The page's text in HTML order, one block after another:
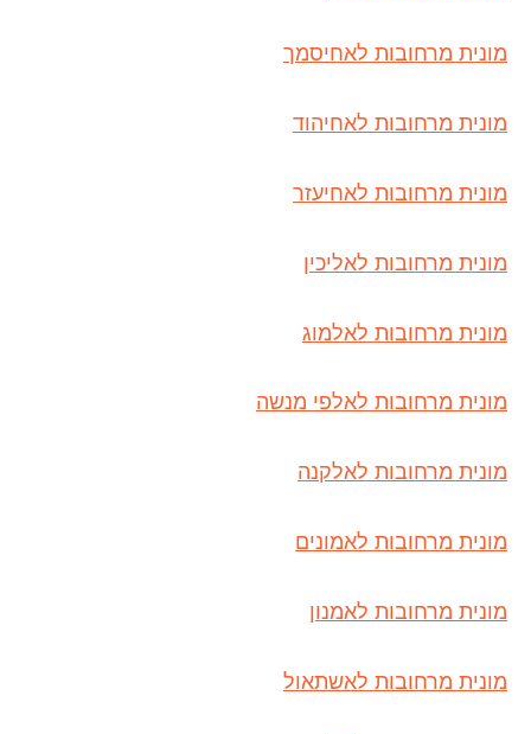
מונית מרחובות לאחיסמך
מונית מרחובות לאחיהוד
מונית מרחובות לאחיעזר
מונית מרחובות לאליכין
מונית מרחובות לאלמוג
מונית מרחובות לאלפי מנשה
מונית מרחובות לאלקנה
מונית מרחובות לאמונים
מונית מרחובות לאמנון
מונית מרחובות לאשתאול